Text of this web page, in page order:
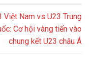
Việt Nam vs U23 Trung
Cơ hội vàng tiến vào
chung kết U23 châu Á